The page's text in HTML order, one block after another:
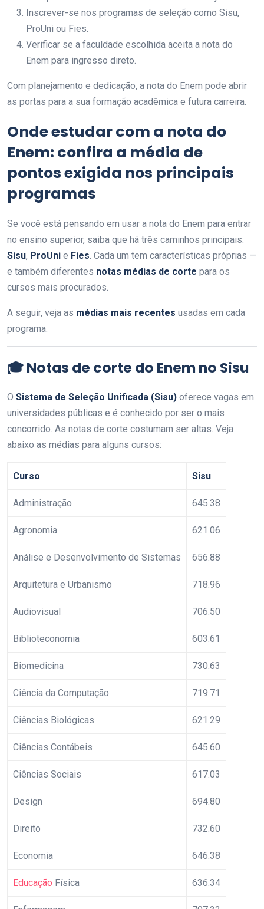
Inscrever-se nos programas de seleção como Sisu,
ProUni ou Fies.
Verificar se a faculdade escolhida aceita a nota do
Enem para ingresso direto.
Com planejamento e dedicação, a nota do Enem pode abrir
as portas para a sua formação acadêmica e futura carreira.
Onde estudar com a nota do
Enem: confira a média de
pontos exigida nos principais
programas
Se você está pensando em usar a nota do Enem para entrar
no ensino superior, saiba que há três caminhos principais:
Sisu, ProUni e Fies . Cada um tem características próprias —
e também diferentes notas médias de corte para os
cursos mais procurados.
A seguir, veja as médias mais recentes usadas em cada
programa.
🎓 Notas de corte do Enem no Sisu
O Sistema de Seleção Unificada (Sisu) oferece vagas em
universidades públicas e é conhecido por ser o mais
concorrido. As notas de corte costumam ser altas. Veja
abaixo as médias para alguns cursos:
Curso Sisu
Administração 645.38
Agronomia 621.06
Análise e Desenvolvimento de Sistemas 656.88
Arquitetura e Urbanismo 718.96
Audiovisual 706.50
Biblioteconomia 603.61
Biomedicina 730.63
Ciência da Computação 719.71
Ciências Biológicas 621.29
Ciências Contábeis 645.60
Ciências Sociais 617.03
Design 694.80
Direito 732.60
Economia 646.38
Educação Física 636.34